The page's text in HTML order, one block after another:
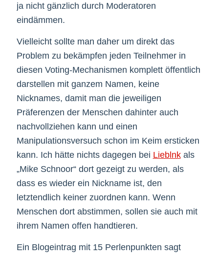
ja nicht gänzlich durch Moderatoren
eindämmen.
Vielleicht sollte man daher um direkt das
Problem zu bekämpfen jeden Teilnehmer in
diesen Voting-Mechanismen komplett öffentlich
darstellen mit ganzem Namen, keine
Nicknames, damit man die jeweiligen
Präferenzen der Menschen dahinter auch
nachvollziehen kann und einen
Manipulationsversuch schon im Keim ersticken
kann. Ich hätte nichts dagegen bei Lieblnkals
„Mike Schnoor“ dort gezeigt zu werden, als
dass es wieder ein Nickname ist, den
letztendlich keiner zuordnen kann. Wenn
Menschen dort abstimmen, sollen sie auch mit
ihrem Namen offen handtieren.
Ein Blogeintrag mit 15 Perlenpunkten sagt